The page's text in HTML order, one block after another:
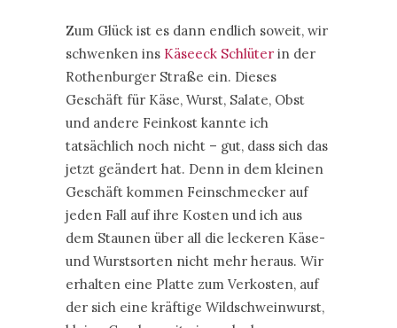
Zum Glück ist es dann endlich soweit, wir
schwenken ins Käseeck Schlüter in der
Rothenburger Straße ein. Dieses
Geschäft für Käse, Wurst, Salate, Obst
und andere Feinkost kannte ich
tatsächlich noch nicht – gut, dass sich das
jetzt geändert hat. Denn in dem kleinen
Geschäft kommen Feinschmecker auf
jeden Fall auf ihre Kosten und ich aus
dem Staunen über all die leckeren Käse-
und Wurstsorten nicht mehr heraus. Wir
erhalten eine Platte zum Verkosten, auf
der sich eine kräftige Wildschweinwurst,